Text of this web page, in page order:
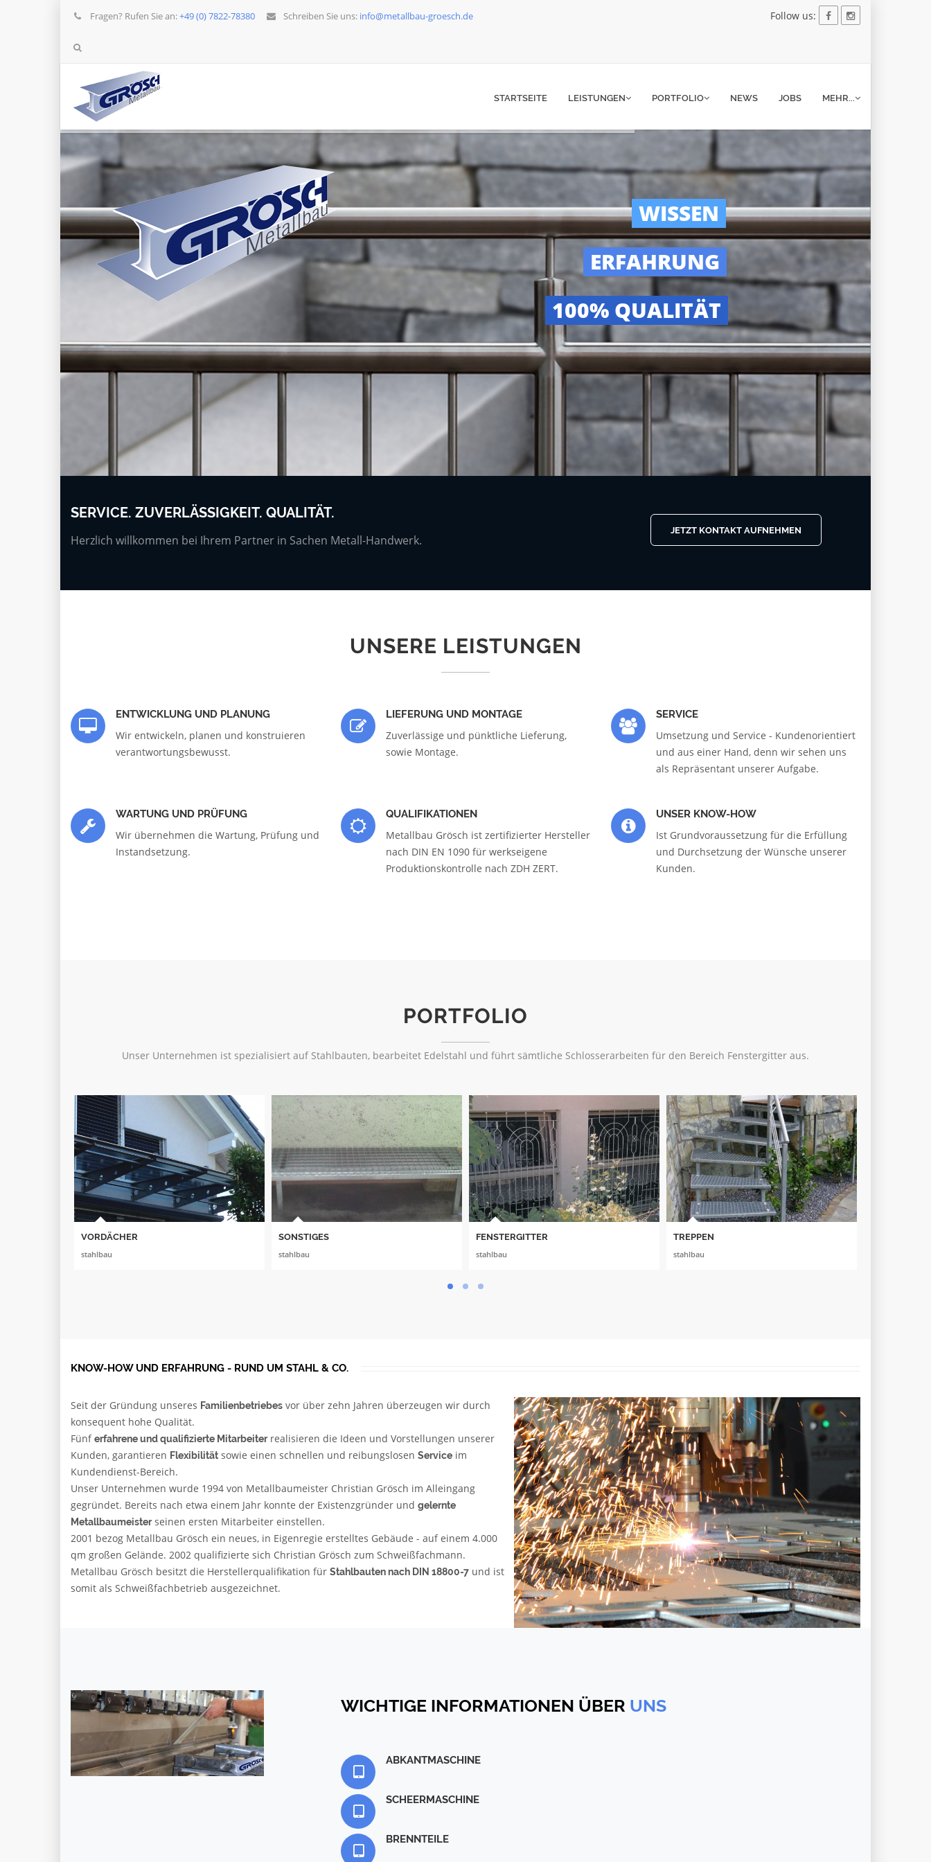
Fragen? Rufen Sie an:+49 (0) 7822-78380 Schreiben Sie uns: info@metallbau-groesch.de Follow us:
STARTSEITE LEISTUNGEN PORTFOLIO NEWS JOBS MEHR...
WISSEN
ERFAHRUNG
100% QUALITÄT
SERVICE. ZUVERLÄSSIGKEIT. QUALITÄT.
Herzlich willkommen bei Ihrem Partner in Sachen Metall-Handwerk.
JETZT KONTAKT AUFNEHMEN
UNSERE LEISTUNGEN
ENTWICKLUNG UND PLANUNG
Wir entwickeln, planen und konstruieren
verantwortungsbewusst.
LIEFERUNG UND MONTAGE
Zuverlässige und pünktliche Lieferung,
sowie Montage.
SERVICE
Umsetzung und Service - Kundenorientiert
und aus einer Hand, denn wir sehen uns
als Repräsentant unserer Aufgabe.
WARTUNG UND PRÜFUNG
Wir übernehmen die Wartung, Prüfung und
Instandsetzung.
QUALIFIKATIONEN
Metallbau Grösch ist zertifizierter Hersteller
nach DIN EN 1090 für werkseigene
Produktionskontrolle nach ZDH ZERT.
UNSER KNOW-HOW
Ist Grundvoraussetzung für die Erfüllung
und Durchsetzung der Wünsche unserer
Kunden.
PORTFOLIO
Unser Unternehmen ist spezialisiert auf Stahlbauten, bearbeitet Edelstahl und führt sämtliche Schlosserarbeiten für den Bereich Fenstergitter aus.
SONSTIGES
stahlbau
FENSTERGITTER
stahlbau
TREPPEN
stahlbau
STAHLBAU
stahlbau
KNOW-HOW UND ERFAHRUNG - RUND UM STAHL & CO.
Seit der Gründung unseres Familienbetriebes vor über zehn Jahren überzeugen wir durch
konsequent hohe Qualität.
Fünferfahrene und qualifizierte Mitarbeiterrealisieren die Ideen und Vorstellungen unserer
Kunden, garantieren Flexibilität sowie einen schnellen und reibungslosen Service im
Kundendienst-Bereich.
Unser Unternehmen wurde 1994 von Metallbaumeister Christian Grösch im Alleingang
gegründet. Bereits nach etwa einem Jahr konnte der Existenzgründer und gelernte
Metallbaumeisterseinen ersten Mitarbeiter einstellen.
2001 bezog Metallbau Grösch ein neues, in Eigenregie erstelltes Gebäude - auf einem 4.000
qm großen Gelände. 2002 qualifizierte sich Christian Grösch zum Schweißfachmann.
Metallbau Grösch besitzt die Herstellerqualifikation für Stahlbauten nach DIN 18800-7 und ist
somit als Schweißfachbetrieb ausgezeichnet.
WICHTIGE INFORMATIONEN ÜBER UNS
ABKANTMASCHINE
SCHEERMASCHINE
BRENNTEILE